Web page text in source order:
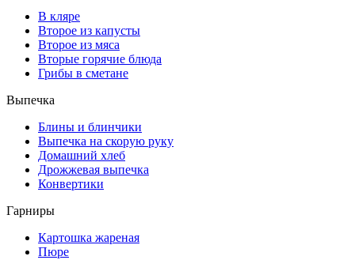
В кляре
Второе из капусты
Второе из мяса
Вторые горячие блюда
Грибы в сметане
Выпечка
Блины и блинчики
Выпечка на скорую руку
Домашний хлеб
Дрожжевая выпечка
Конвертики
Гарниры
Картошка жареная
Пюре